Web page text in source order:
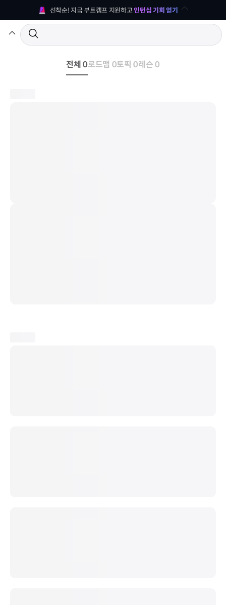
선착순! 지금 부트캠프 지원하고 인턴십 기회 얻기
전체 0로드맵 0토픽 0레슨 0